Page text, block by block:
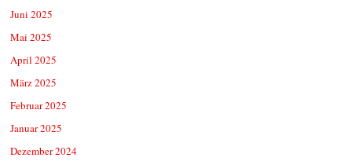
Juni 2025
Mai 2025
April 2025
März 2025
Februar 2025
Januar 2025
Dezember 2024